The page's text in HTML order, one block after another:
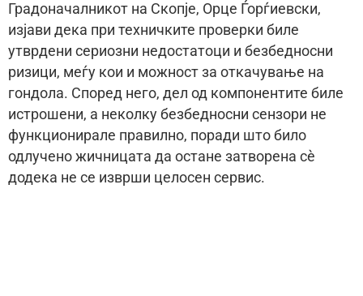
Градоначалникот на Скопје, Орце Ѓорѓиевски,
изјави дека при техничките проверки биле
утврдени сериозни недостатоци и безбедносни
ризици, меѓу кои и можност за откачување на
гондола. Според него, дел од компонентите биле
истрошени, а неколку безбедносни сензори не
функционирале правилно, поради што било
одлучено жичницата да остане затворена сè
додека не се изврши целосен сервис.